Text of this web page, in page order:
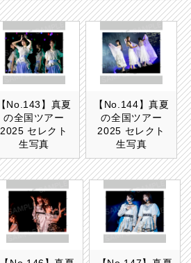
【No.143】真夏
の全国ツアー
2025 セレクト
生写真
【No.144】真夏
の全国ツアー
2025 セレクト
生写真